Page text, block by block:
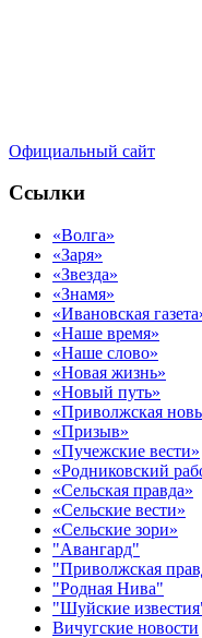
Официальный сайт
Ссылки
«Волга»
«Заря»
«Звезда»
«Знамя»
«Ивановская
«Наше время»
«Наше слово»
«Новая жизнь»
«Новый путь»
«Приволжская
«Призыв»
«Пучежские вести»
«Родниковский
«Сельская правда»
«Сельские вести»
«Сельские зори»
"Авангард"
"Приволжская
"Родная Нива"
"Шуйские
Вичугские новости